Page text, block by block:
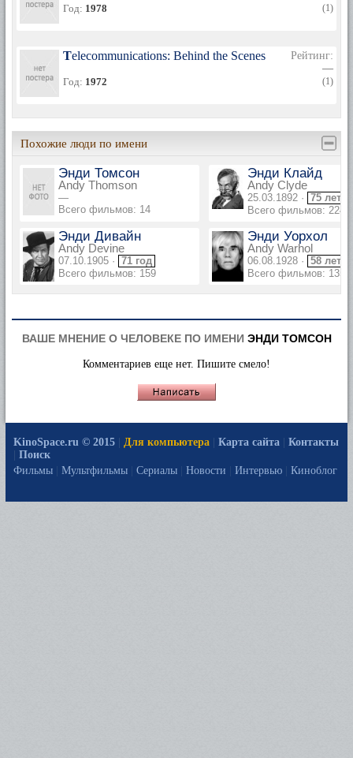
Год: 1978 (1)
Telecommunications: Behind the Scenes
Год: 1972
Рейтинг:
—
(1)
Похожие люди по имени
Энди Томсон
Andy Thomson
—
Всего фильмов: 14
Энди Клайд
Andy Clyde
25.03.1892 · 75 лет
Всего фильмов: 224
Энди Дивайн
Andy Devine
07.10.1905 · 71 год
Всего фильмов: 159
Энди Уорхол
Andy Warhol
06.08.1928 · 58 лет
Всего фильмов: 135
ВАШЕ МНЕНИЕ О ЧЕЛОВЕКЕ ПО ИМЕНИ ЭНДИ ТОМСОН
Комментариев еще нет. Пишите смело!
KinoSpace.ru © 2015 Для компьютера Карта сайта
Контакты
Поиск
Фильмы
Мультфильмы Сериалы Новости Интервью Киноблог